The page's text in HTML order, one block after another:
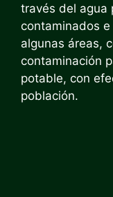
través del agua
contaminados e
algunas áreas,
contaminación
potable, con
población.